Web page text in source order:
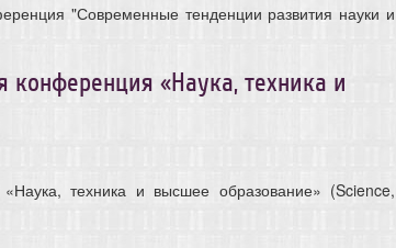
"Современные тенденции развития науки и
«Наука, техника и
техника и высшее образование» (Science,